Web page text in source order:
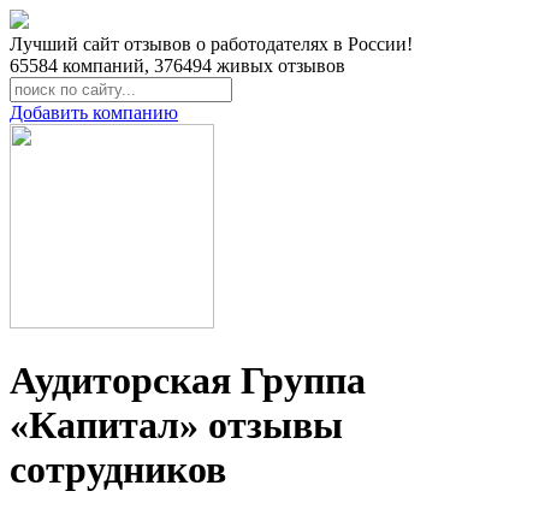
Лучший сайт отзывов о работодателях в России!
65584 компаний, 376494 живых отзывов
Добавить компанию
Аудиторская Группа
«Капитал» отзывы
сотрудников